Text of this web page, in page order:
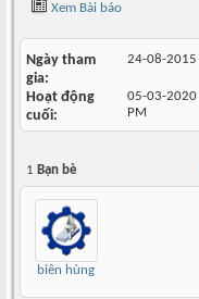
Xem Bài báo
Ngày tham
gia
24-08-2015
Hoạt động
cuối
05-03-2020
PM
1 Bạn bè
biên hùng